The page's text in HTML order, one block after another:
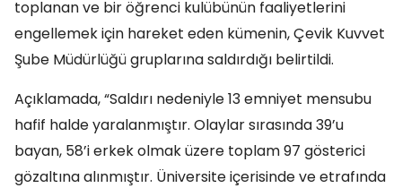
toplanan ve bir öğrenci kulübünün faaliyetlerini
engellemek için hareket eden kümenin, Çevik Kuvvet
Şube Müdürlüğü gruplarına saldırdığı belirtildi.
Açıklamada, “Saldırı nedeniyle 13 emniyet mensubu
hafif halde yaralanmıştır. Olaylar sırasında 39’u
bayan, 58’i erkek olmak üzere toplam 97 gösterici
gözaltına alınmıştır. Üniversite içerisinde ve etrafında